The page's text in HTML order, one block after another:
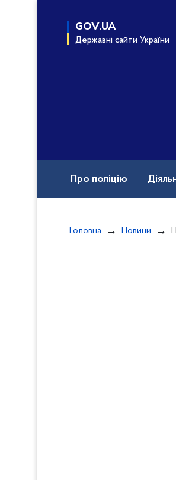
GOV.UA
Державні сайти України
Про поліцію
Головна Новини